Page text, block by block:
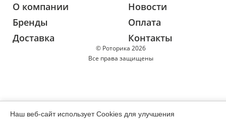
© Роторика 2026
Все права защищены
О компании
Новости
Бренды
Оплата
Доставка
Контакты
Наш веб-сайт использует Cookies для улучшения